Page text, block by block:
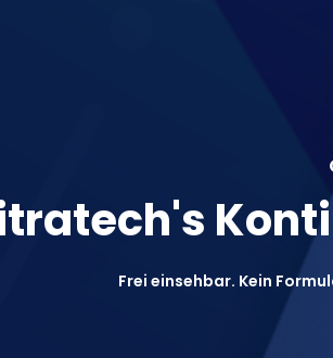
Frei einsehbar. Kein